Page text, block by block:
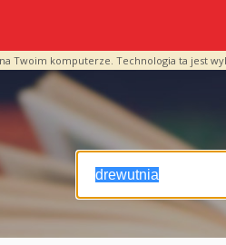
Twoim komputerze. Technologia ta jest